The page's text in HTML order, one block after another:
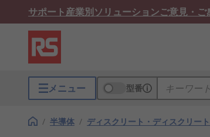
サポート産業別ソリューションご意見・ご
メニュー 型番
/ 半導体 / ディスクリート・ディスクリー